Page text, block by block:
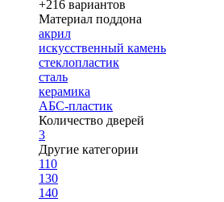
+216 вариантов
Материал поддона
акрил
искусственный камень
стеклопластик
сталь
керамика
АБС-пластик
Количество дверей
3
Другие категории
110
130
140